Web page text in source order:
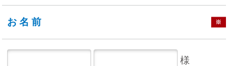
お名前 ※
様